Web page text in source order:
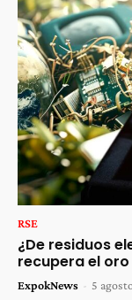
RSE
¿De residuos
recupera el
ExpokNews - 5